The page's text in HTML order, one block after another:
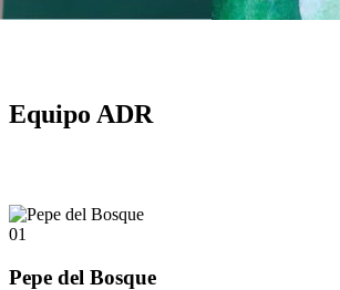
Equipo ADR
01
Pepe del Bosque